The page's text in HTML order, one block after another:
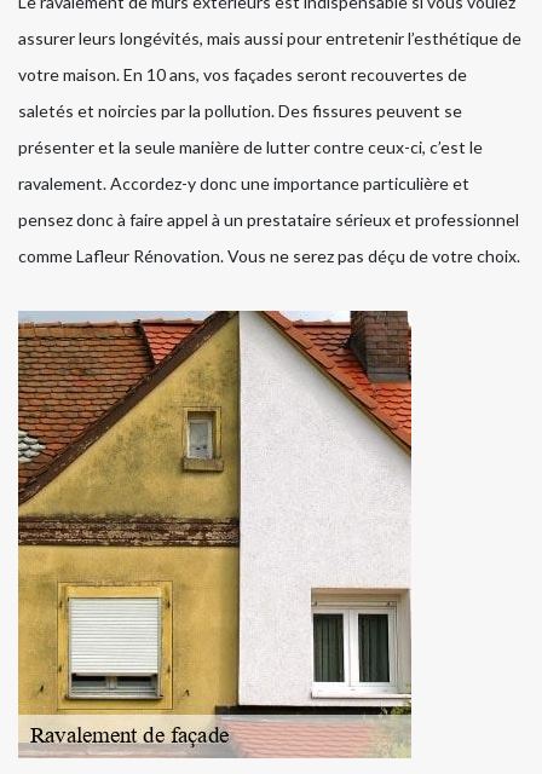
assurer leurs longévités, mais aussi pour entretenir l’esthétique de
votre maison. En 10 ans, vos façades seront recouvertes de
saletés et noircies par la pollution. Des fissures peuvent se
présenter et la seule manière de lutter contre ceux-ci, c’est le
ravalement. Accordez-y donc une importance particulière et
pensez donc à faire appel à un prestataire sérieux et professionnel
comme Lafleur Rénovation. Vous ne serez pas déçu de votre choix.